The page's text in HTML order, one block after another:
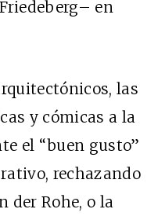
en
las
y cómicas a la
el “buen gusto”
rechazando
der Rohe, o la